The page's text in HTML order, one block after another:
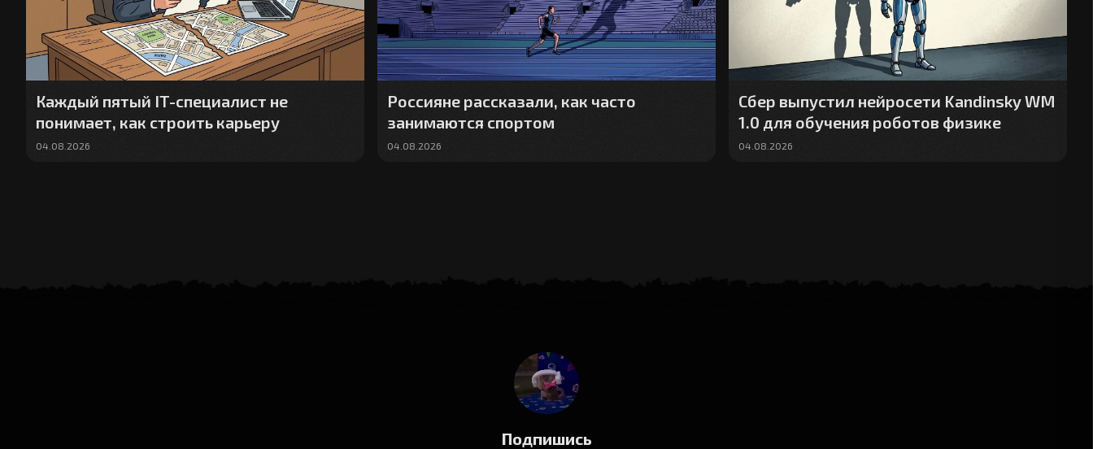
Каждый пятый IT-специалист не
понимает, как строить карьеру
04.08.2026
Россияне рассказали, как часто
занимаются спортом
04.08.2026
Сбер выпустил нейросети Kandinsky WM
1.0 для обучения роботов физике
04.08.2026
Подпишись